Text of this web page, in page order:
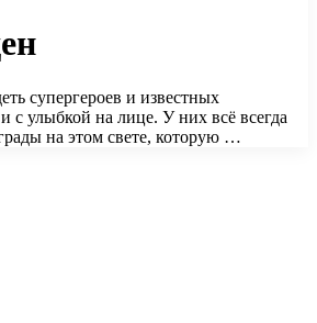
супергероев и известных
с улыбкой на лице. У них всё всегда
на этом свете, которую …